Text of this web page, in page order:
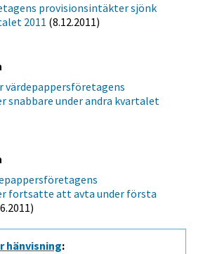
provisionsintäkter sjönk
2011 (8.12.2011)
snabbare under andra kvartalet
fortsatte att avta under första
hänvisning: